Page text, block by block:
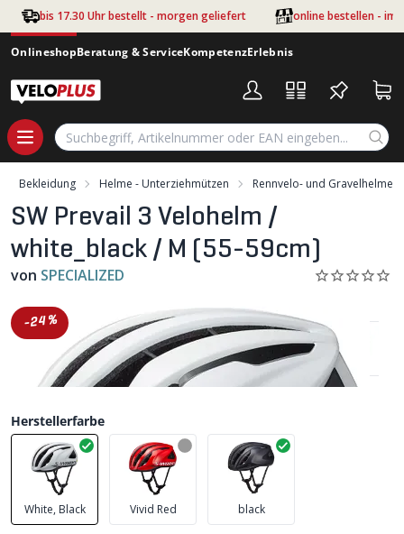
Zum Hauptinhalt springen
bis 17.30 Uhr bestellt - morgen geliefert online bestellen - im
OnlineshopBeratung & ServiceKompetenzErlebnis
Bekleidung Helme - Unterziehmützen Rennvelo- und Gravelhelme
SW Prevail 3 Velohelm /
white_black / M (55-59cm)
von SPECIALIZED
-24%
Herstellerfarbe
White, Black Vivid Red black